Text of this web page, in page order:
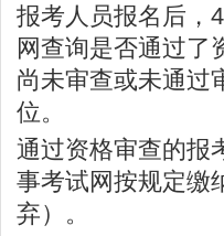
报考人员报名后，
网查询是否通过了
尚未审查或未通过
位。
通过资格审查的报
事考试网按规定缴
弃）。